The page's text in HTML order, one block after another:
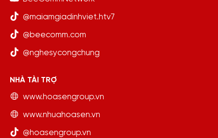
@maiamgiadinhviet.htv7
@beecomm.com
@nghesycongchung
NHÀ TÀI TRỢ
www.hoasengroup.vn
www.nhuahoasen.vn
@hoasengroup.vn